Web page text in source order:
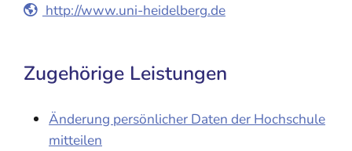
http://www.uni-heidelberg.de
Zugehörige Leistungen
Änderung persönlicher Daten der Hochschule
mitteilen